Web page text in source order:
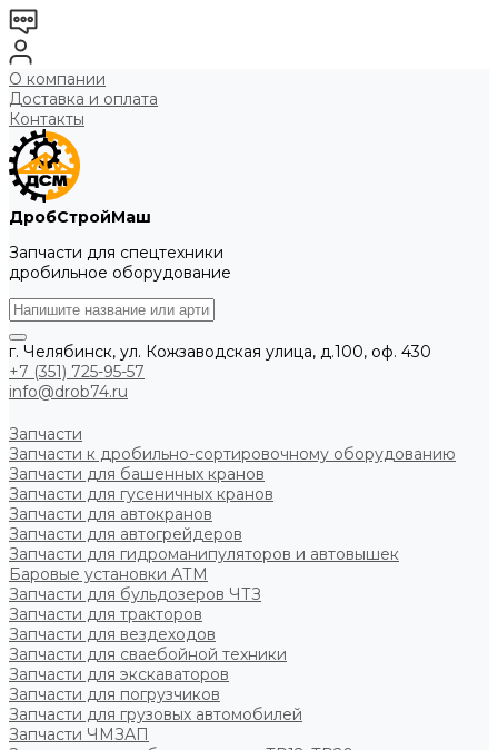
О компании
Доставка и оплата
Контакты
ДробСтройМаш
Запчасти для спецтехники
дробильное оборудование
г. Челябинск, ул. Кожзаводская улица, д.100, оф. 430
+7 (351) 725-95-57
info@drob74.ru
Запчасти
Запчасти к дробильно-сортировочному оборудованию
Запчасти для башенных кранов
Запчасти для гусеничных кранов
Запчасти для автокранов
Запчасти для автогрейдеров
Запчасти для гидроманипуляторов и автовышек
Баровые установки АТМ
Запчасти для бульдозеров ЧТЗ
Запчасти для тракторов
Запчасти для вездеходов
Запчасти для сваебойной техники
Запчасти для экскаваторов
Запчасти для погрузчиков
Запчасти для грузовых автомобилей
Запчасти ЧМЗАП